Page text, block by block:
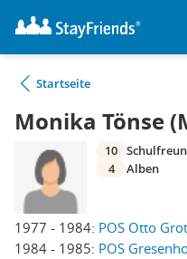
Startseite
Monika Tönse
1977 - 1984: POS Otto
1984 - 1985: POS
10
4
Alben